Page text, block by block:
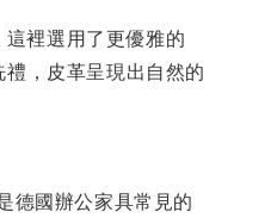
裡選用了更優雅的
，皮革呈現出自然的
德國辦公家具常見的